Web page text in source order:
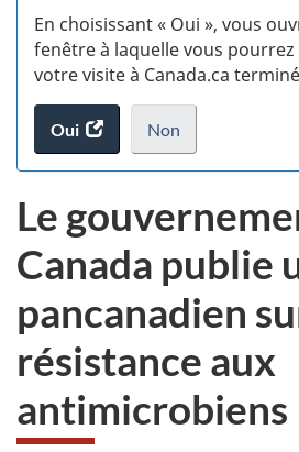
En choisissant « Oui », vous
fenêtre à laquelle vous
votre visite à Canada.ca
Oui
accéder
au
Non
je
veux
pas
participer
au
sondage
du
site
web,
.
Le
Canada publie
pancanadien
résistance aux
antimicrobiens